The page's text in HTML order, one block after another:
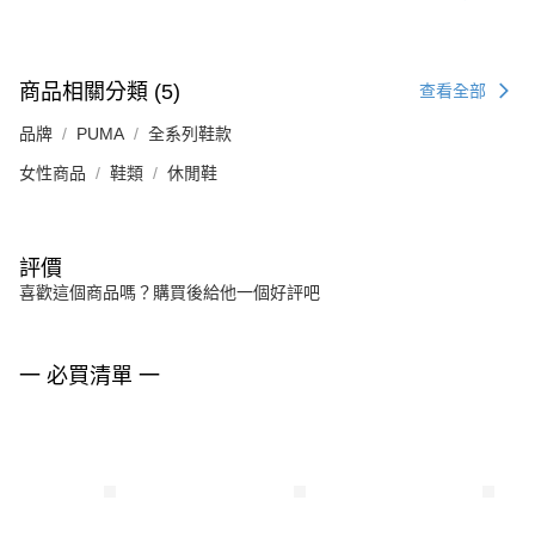
商品相關分類 (5) 查看全部
品牌 PUMA 全系列鞋款
女性商品 鞋類 休閒鞋
評價
喜歡這個商品嗎？購買後給他一個好評吧
一 必買清單 一